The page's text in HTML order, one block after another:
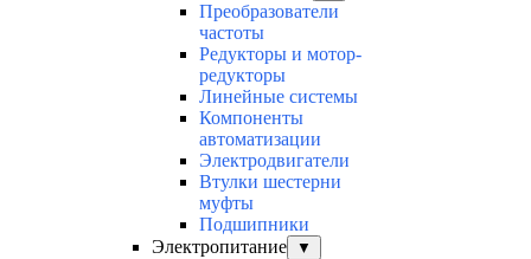
Преобразователи
частоты
Редукторы и мотор-
редукторы
Линейные системы
Компоненты
автоматизации
Электродвигатели
Втулки шестерни
муфты
Подшипники
Электропитание
▼